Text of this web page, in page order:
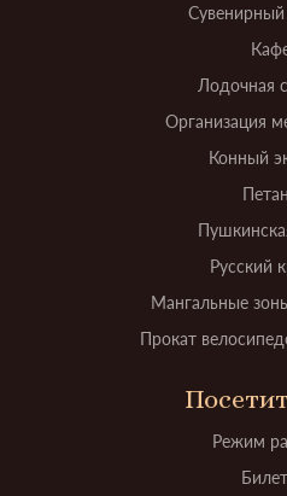
Сувенирный
Лодочная
Организация
Конный
Русский
Мангальные
Прокат
Режим